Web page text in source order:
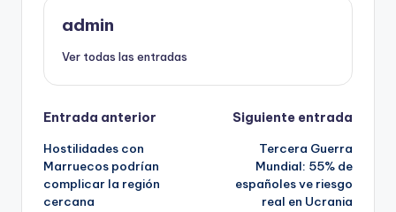
admin
Ver todas las entradas
Navegación
de
entradas
Entrada anterior
Hostilidades con
Marruecos podrían
complicar la región
cercana
Siguiente entrada
Tercera Guerra
Mundial: 55% de
españoles ve riesgo
real en Ucrania